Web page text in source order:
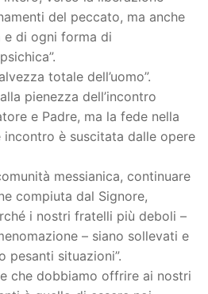
del peccato, ma anche
e di ogni forma di
totale dell’uomo”.
pienezza dell’incontro
e Padre, ma la fede nella
è suscitata dalle opere
messianica, continuare
compiuta dal Signore,
i nostri fratelli più deboli –
– siano sollevati e
pesanti situazioni”.
che dobbiamo offrire ai nostri